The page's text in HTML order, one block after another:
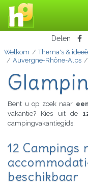
Delen
Welkom Thema's &
Auvergne-Rhône-Alps
Bent u op zoek naar
vakantie? Kies uit de
campingvakantiegids.
12
beschikbaar